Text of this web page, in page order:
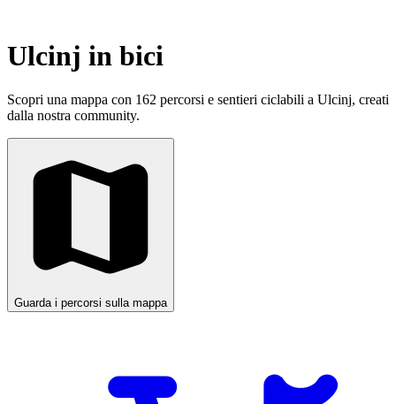
Ulcinj in bici
Scopri una mappa con 162 percorsi e sentieri ciclabili a Ulcinj, creati
dalla nostra community.
Guarda i percorsi sulla mappa